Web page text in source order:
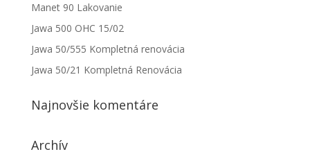
Manet 90 Lakovanie
Jawa 500 OHC 15/02
Jawa 50/555 Kompletná renovácia
Jawa 50/21 Kompletná Renovácia
Najnovšie komentáre
Archív